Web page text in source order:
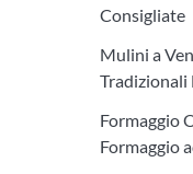
Consigliate
Mulini a
Tradizionali
Formaggio
Formaggio